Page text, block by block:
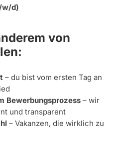
w/d)
von
– du bist vom ersten Tag an
Bewerbungsprozess – wir
und transparent
– Vakanzen, die wirklich zu